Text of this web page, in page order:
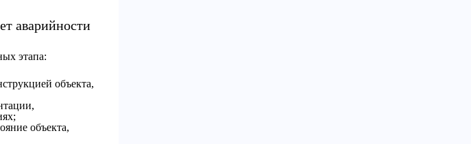
аварийности
этапа:
объекта,
объекта,